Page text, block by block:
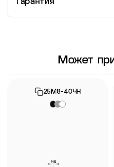
Информация о
Может
25М8-40ЧН